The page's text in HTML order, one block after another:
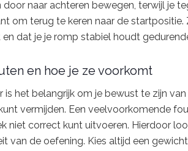
door naar achteren bewegen, terwijl je
om terug te keren naar de
dat je je romp stabiel houdt
en hoe je ze voorkomt
is het belangrijk om je bewust te zijn
vermijden. Een veelvoorkomende
niet correct kunt uitvoeren. Hierdoor
van de oefening. Kies altijd een